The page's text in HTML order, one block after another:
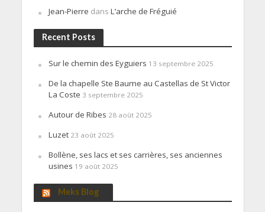
Jean-Pierre dans L’arche de Fréguié
Recent Posts
Sur le chemin des Eyguiers 13 septembre 2025
De la chapelle Ste Baume au Castellas de St Victor
La Coste 3 septembre 2025
Autour de Ribes 28 août 2025
Luzet 23 août 2025
Bollène, ses lacs et ses carrières, ses anciennes
usines 19 août 2025
Meks Blog